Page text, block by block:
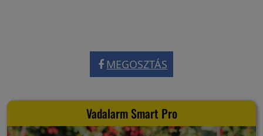
MEGOSZTÁS
Vadalarm Smart Pro